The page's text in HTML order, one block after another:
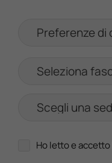
Ho letto e accetto